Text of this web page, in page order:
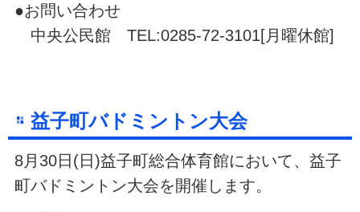
●お問い合わせ
中央公民館 TEL:0285-72-3101[月曜休館]
益子町バドミントン大会
8月30日(日)益子町総合体育館において、益子
町バドミントン大会を開催します。